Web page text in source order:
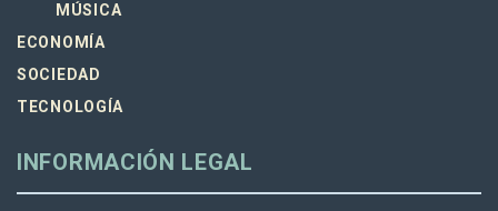
MÚSICA
ECONOMÍA
SOCIEDAD
TECNOLOGÍA
INFORMACIÓN LEGAL